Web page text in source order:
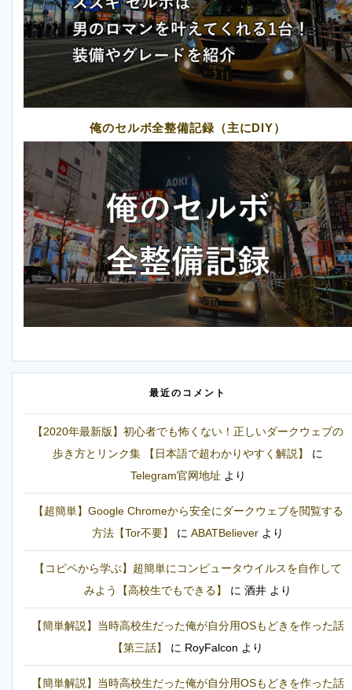
俺のセルボ全整備記録（主にDIY）
最近のコメント
【2020年最新版】初心者でも怖くない！正しいダークウェブの
歩き方とリンク集 【日本語で超わかりやすく解説】
に
Telegram官网地址 より
【超簡単】Google Chromeから安全にダークウェブを閲覧する
方法【Tor不要】
に ABATBeliever より
【コピペから学ぶ】超簡単にコンピュータウイルスを自作して
みよう【高校生でもできる】
に 酒井 より
【簡単解説】当時高校生だった俺が自分用OSもどきを作った話
【第三話】
に RoyFalcon より
【簡単解説】当時高校生だった俺が自分用OSもどきを作った話